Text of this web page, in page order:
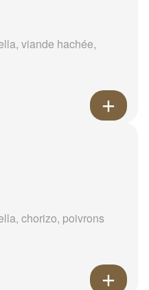
viande hachée,
chorizo, poivrons